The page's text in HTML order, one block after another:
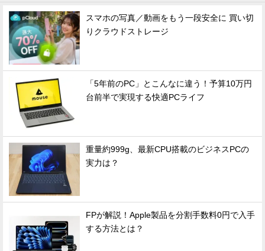
スマホの写真／動画をもう一段安全に 買い切
りクラウドストレージ
「5年前のPC」とこんなに違う！予算10万円
台前半で実現する快適PCライフ
重量約999g、最新CPU搭載のビジネスPCの
実力は？
FPが解説！Apple製品を分割手数料0円で入手
する方法とは？